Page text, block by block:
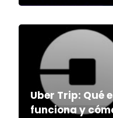
Uber Trip: Qué
funciona y